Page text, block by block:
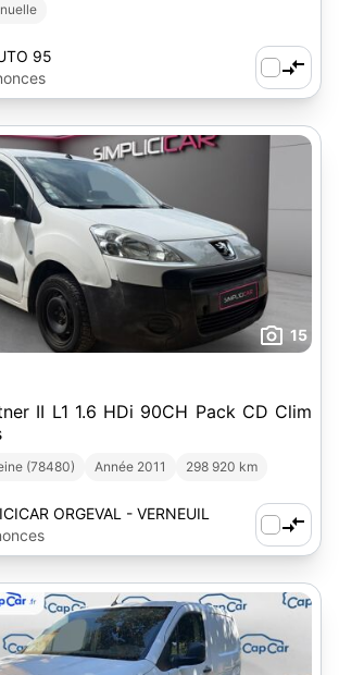
95
15
II L1 1.6 HDi 90CH Pack CD Clim
(78480) Année 2011 298 920 km
ORGEVAL - VERNEUIL